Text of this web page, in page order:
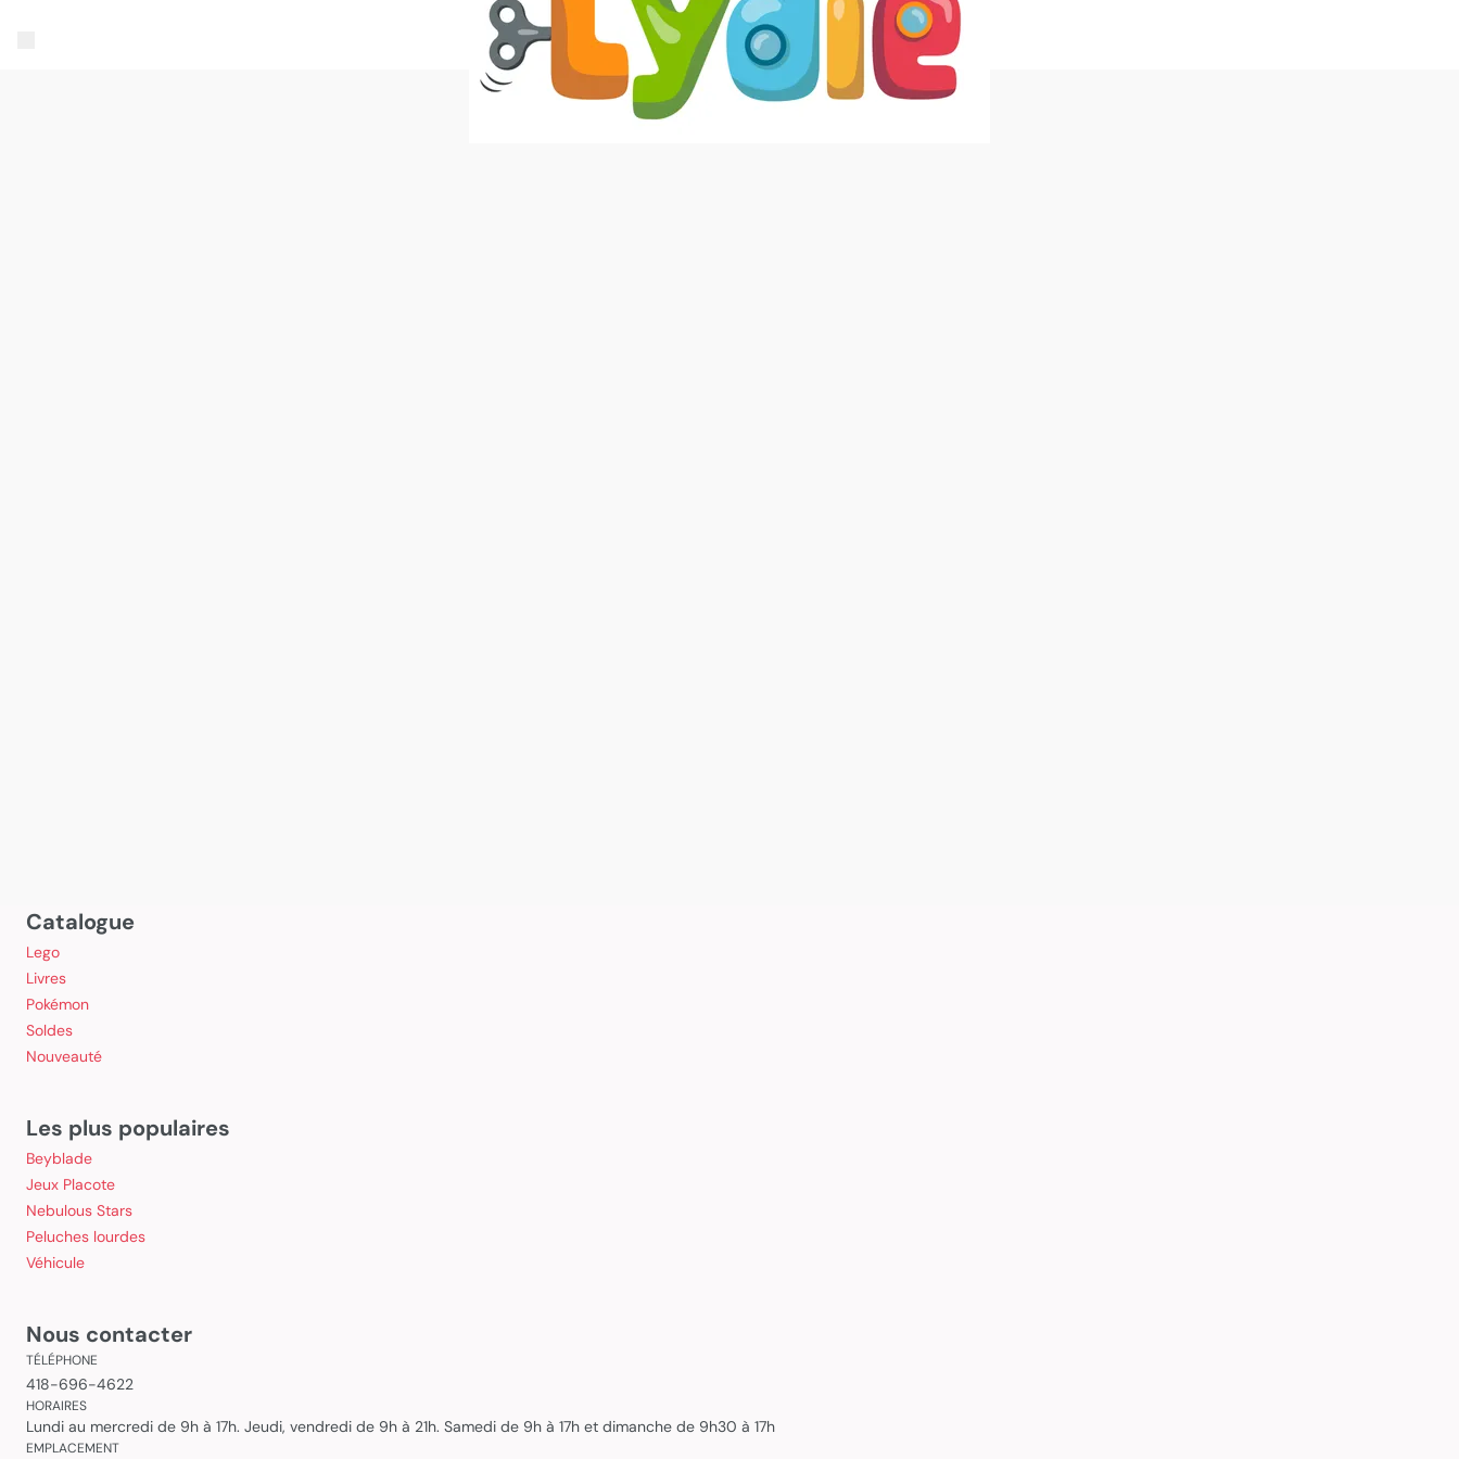
Catalogue
Lego
Livres
Pokémon
Soldes
Nouveauté
Les plus populaires
Beyblade
Jeux Placote
Nebulous Stars
Peluches lourdes
Véhicule
Nous contacter
TÉLÉPHONE
418-696-4622
HORAIRES
Lundi au mercredi de 9h à 17h. Jeudi, vendredi de 9h à 21h. Samedi de 9h à 17h et dimanche de 9h30 à 17h
EMPLACEMENT